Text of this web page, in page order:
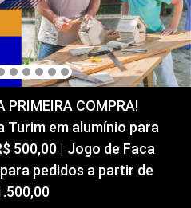
PRIMEIRA COMPRA!
Turim em alumínio para
500,00 | Jogo de Faca
pedidos a partir de